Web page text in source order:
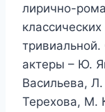
лирично-
актеры – Ю.
Васильева,
Терехова, М.